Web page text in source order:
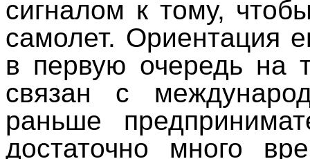
сигналом к тому,
самолет. Ориентация
в первую очередь на
связан с
раньше
достаточно много